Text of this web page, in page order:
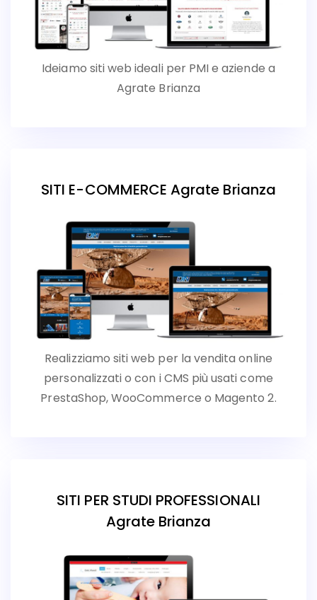
Ideiamo siti web ideali per PMI e aziende a
Agrate Brianza
SITI E-COMMERCE Agrate Brianza
Realizziamo siti web per la vendita online
personalizzati o con i CMS più usati come
PrestaShop, WooCommerce o Magento 2.
SITI PER STUDI PROFESSIONALI
Agrate Brianza